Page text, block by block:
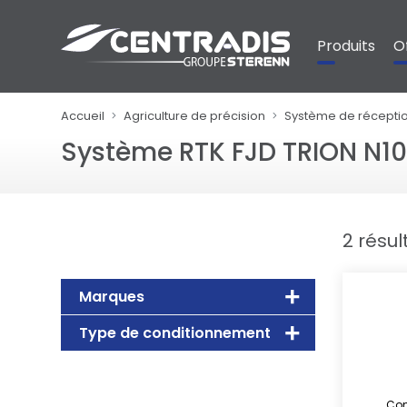
Produits
Accueil Agriculture de précision Système de
Système RTK FJD TRION N10
Marques
Type de conditionnement
2